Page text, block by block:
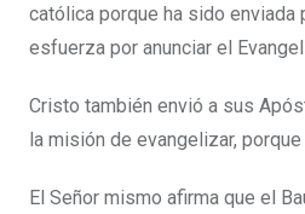
católica porque ha sido enviada
esfuerza por anunciar el
Cristo también envió a sus
la misión de evangelizar,
El Señor mismo afirma que el